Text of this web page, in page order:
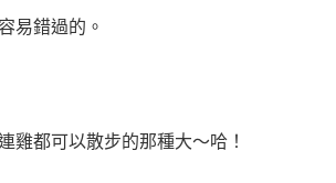
易錯過的。
雞都可以散步的那種大～哈！